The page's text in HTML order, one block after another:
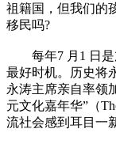
祖籍国，但我们的
移民吗?
每年7 月1 日是
最好时机。历史将
永涛主席亲自率领
元文化嘉年华”（
流社会感到耳目一